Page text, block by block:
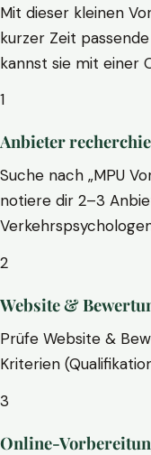
Mit dieser kleinen
kurzer Zeit
kannst sie mit einer
1
Anbieter
Suche nach „MPU
notiere dir 2–3
2
Website &
Prüfe Website &
Kriterien
3
Online-